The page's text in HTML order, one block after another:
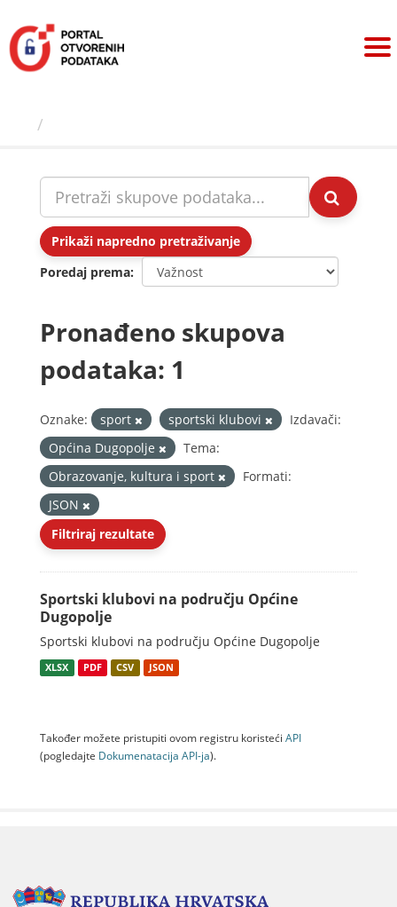
sadržaj
Prikaži napredno pretraživanje
Poredaj prema
Pronađeno skupova
podataka: 1
Oznake: sport sportski klubovi
Izdavači:
Općina Dugopolje
Tema:
Obrazovanje, kultura i sport
Formati:
JSON
Filtriraj rezultate
Sportski klubovi na području Općine
Dugopolje
Sportski klubovi na području Općine Dugopolje
XLSX PDF CSV JSON
Također možete pristupiti ovom registru koristeći API
(pogledajte Dokumenаtаcijа API-jа).